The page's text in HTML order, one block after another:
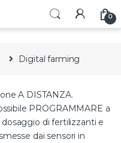
0
Digital farming
A DISTANZA.
PROGRAMMARE a
di fertilizzanti e
dai sensori in